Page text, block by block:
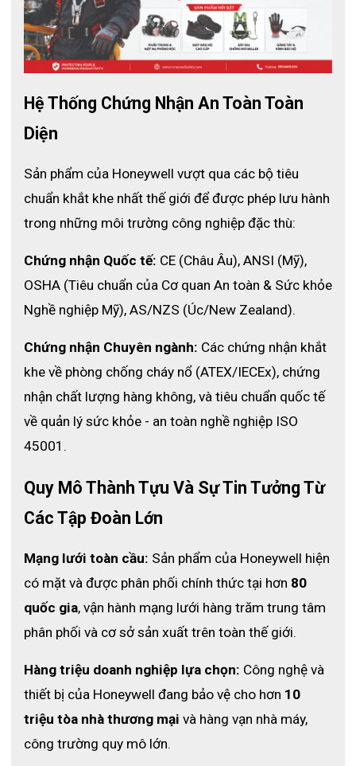
Hệ Thống Chứng Nhận An Toàn Toàn
Diện
Sản phẩm của Honeywell vượt qua các bộ tiêu
chuẩn khắt khe nhất thế giới để được phép lưu hành
trong những môi trường công nghiệp đặc thù:
Chứng nhận Quốc tế: CE (Châu Âu), ANSI (Mỹ),
OSHA (Tiêu chuẩn của Cơ quan An toàn & Sức khỏe
Nghề nghiệp Mỹ), AS/NZS (Úc/New Zealand).
Chứng nhận Chuyên ngành: Các chứng nhận khắt
khe về phòng chống cháy nổ (ATEX/IECEx), chứng
nhận chất lượng hàng không, và tiêu chuẩn quốc tế
về quản lý sức khỏe - an toàn nghề nghiệp ISO
45001.
Quy Mô Thành Tựu Và Sự Tin Tưởng Từ
Các Tập Đoàn Lớn
Mạng lưới toàn cầu: Sản phẩm của Honeywell hiện
có mặt và được phân phối chính thức tại hơn 80
quốc gia, vận hành mạng lưới hàng trăm trung tâm
phân phối và cơ sở sản xuất trên toàn thế giới.
Hàng triệu doanh nghiệp lựa chọn: Công nghệ và
thiết bị của Honeywell đang bảo vệ cho hơn 10
triệu tòa nhà thương mại và hàng vạn nhà máy,
công trường quy mô lớn.